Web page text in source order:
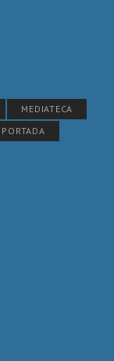
MEDIATECA
PORTADA